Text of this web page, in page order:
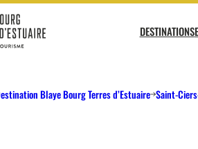
DESTINATIONS
Blaye Bourg Terres d’Estuaire Saint-